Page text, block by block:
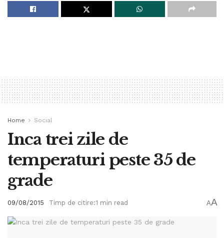
Home Social
Inca trei zile de
temperaturi peste 35 de
grade
09/08/2015 Timp de citire:1 min read AA